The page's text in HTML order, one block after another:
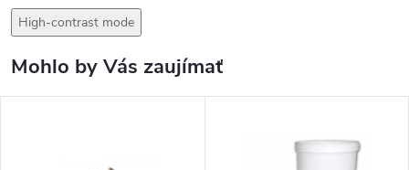
High-contrast mode
Mohlo by Vás zaujímať